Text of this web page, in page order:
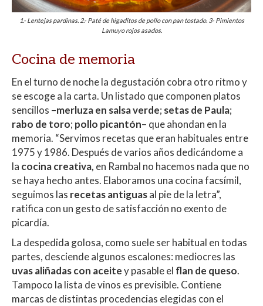
1.- Lentejas pardinas. 2.- Paté de higaditos de pollo con pan tostado. 3- Pimientos
Lamuyo rojos asados.
Cocina de memoria
En el turno de noche la degustación cobra otro ritmo y
se escoge a la carta. Un listado que componen platos
sencillos –merluza en salsa verde; setas de Paula;
rabo de toro; pollo picantón– que ahondan en la
memoria. “Servimos recetas que eran habituales entre
1975 y 1986. Después de varios años dedicándome a
la cocina creativa, en Rambal no hacemos nada que no
se haya hecho antes. Elaboramos una cocina facsímil,
seguimos las recetas antiguasal pie de la letra”,
ratifica con un gesto de satisfacción no exento de
picardía.
La despedida golosa, como suele ser habitual en todas
partes, desciende algunos escalones: mediocres las
uvas aliñadas con aceitey pasable el flan de queso.
Tampoco la lista de vinos es previsible. Contiene
marcas de distintas procedencias elegidas con el